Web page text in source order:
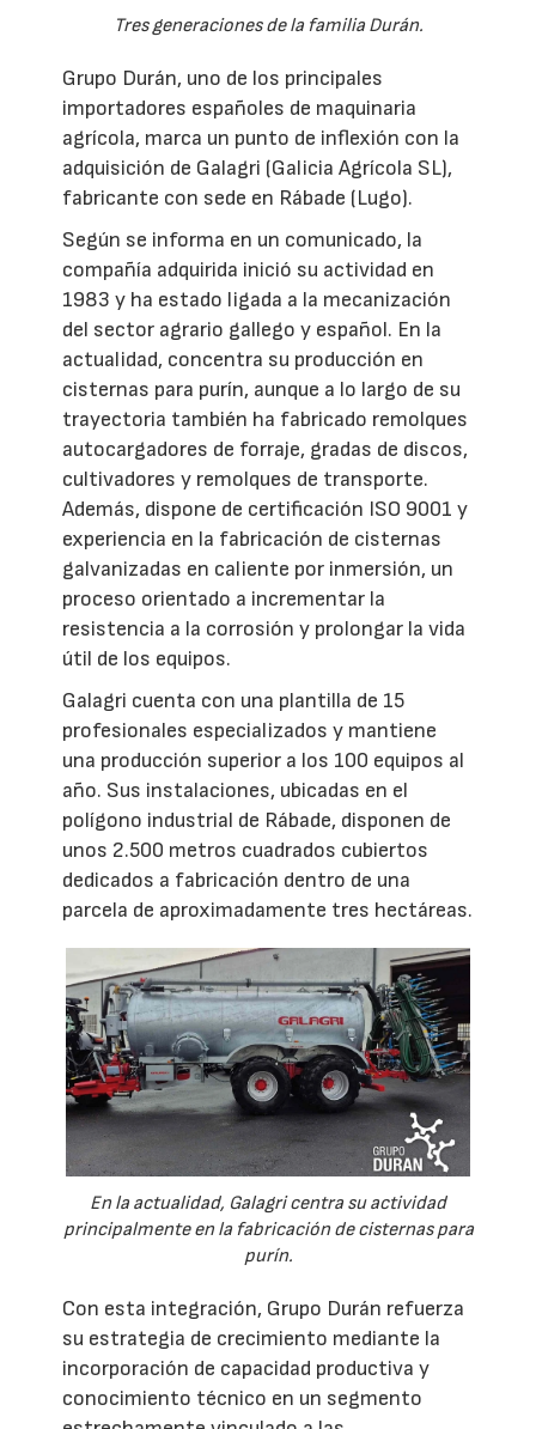
Tres generaciones de la familia Durán.
Grupo Durán, uno de los principales
importadores españoles de maquinaria
agrícola, marca un punto de inflexión con la
adquisición de Galagri (Galicia Agrícola SL),
fabricante con sede en Rábade (Lugo).
Según se informa en un comunicado, la
compañía adquirida inició su actividad en
1983 y ha estado ligada a la mecanización
del sector agrario gallego y español. En la
actualidad, concentra su producción en
cisternas para purín, aunque a lo largo de su
trayectoria también ha fabricado remolques
autocargadores de forraje, gradas de discos,
cultivadores y remolques de transporte.
Además, dispone de certificación ISO 9001 y
experiencia en la fabricación de cisternas
galvanizadas en caliente por inmersión, un
proceso orientado a incrementar la
resistencia a la corrosión y prolongar la vida
útil de los equipos.
Galagri cuenta con una plantilla de 15
profesionales especializados y mantiene
una producción superior a los 100 equipos al
año. Sus instalaciones, ubicadas en el
polígono industrial de Rábade, disponen de
unos 2.500 metros cuadrados cubiertos
dedicados a fabricación dentro de una
parcela de aproximadamente tres hectáreas.
En la actualidad, Galagri centra su actividad
principalmente en la fabricación de cisternas para
purín.
Con esta integración, Grupo Durán refuerza
su estrategia de crecimiento mediante la
incorporación de capacidad productiva y
conocimiento técnico en un segmento